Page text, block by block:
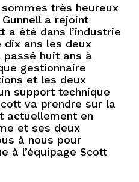
TEAM
très heureux
Gunnell a rejoint
a été dans l’industrie
dix ans les deux
huit ans à
gestionnaire
et les deux
support technique
va prendre sur la
actuellement en
et ses deux
à nous pour
à l’équipage Scott